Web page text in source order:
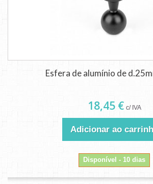
Esfera de alumínio de
18,45 € c/ IVA
Adicionar ao
Disponível - 10 dias